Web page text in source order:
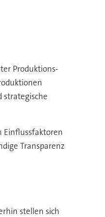
Produktions-
strategische
Einflussfaktoren
Transparenz
stellen sich